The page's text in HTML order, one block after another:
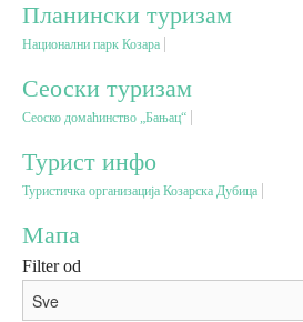
Сеоски туризам
Омладински туризам
Дестинације
Списак дестинација
Планински туризам
Национални парк Козара
Сеоски туризам
Сеоско домаћинство „Бањац“
Турист инфо
Туристичка организација Козарска Дубица
Мапа
Filter od